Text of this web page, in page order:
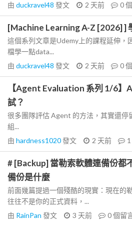
由 duckravel48 發文 2 天前 0
[Machine Learning A-Z [2026] ]
這個系列文章是Udemy上的課程延伸，
檔學一點data...
由 duckravel48 發文 2 天前 0
【Agent Evaluation 系列 1/6】
試？
很多團隊評估 Agent 的方法，其實還
組...
由 hardness1020發文 2 天前 1
# [Backup] 當勒索軟體連備份都
備份是什麼
前面幾篇提過一個殘酷的現實：現在的
往往不是你的正式資料，...
由 RainPan 發文 3 天前 0個留